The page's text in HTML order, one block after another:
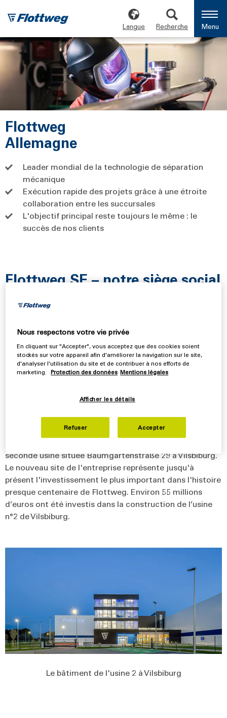
Langue Recherche Menu
Flottweg
Allemagne
Leader mondial de la technologie de séparation
mécanique
Exécution rapide des projets grâce à une étroite
collaboration entre les succursales
L'objectif principal reste toujours le même : le
succès de nos clients
Flottweg SE – notre siège social
Flottweg - un leader mondial de notre région
Flottweg est une entreprise familiale spécialisée dans les
techniques de séparation et ayant toujours à coeur le
fabricants de centrifugeuses industrielles et de presses à
construction mécanique qui rendent Flottweg si unique.
seconde usine située Baumgartenstraße 29 à Vilsbiburg.
Le nouveau site de l'entreprise représente jusqu'à
présent l'investissement le plus important dans l'histoire
presque centenaire de Flottweg. Environ 55 millions
d’euros ont été investis dans la construction de l’usine
n°2 de Vilsbiburg.
Le bâtiment de l'usine 2 à Vilsbiburg
Nous respectons votre vie privée
En cliquant sur "Accepter", vous acceptez que des cookies soient
stockés sur votre appareil afin d'améliorer la navigation sur le site,
d'analyser l'utilisation du site et de contribuer à nos efforts de
marketing.
Protection des données Mentions légales
Afficher les détails
Refuser Accepter